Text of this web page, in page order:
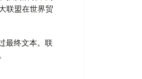
联盟在世界贸
最终文本。联